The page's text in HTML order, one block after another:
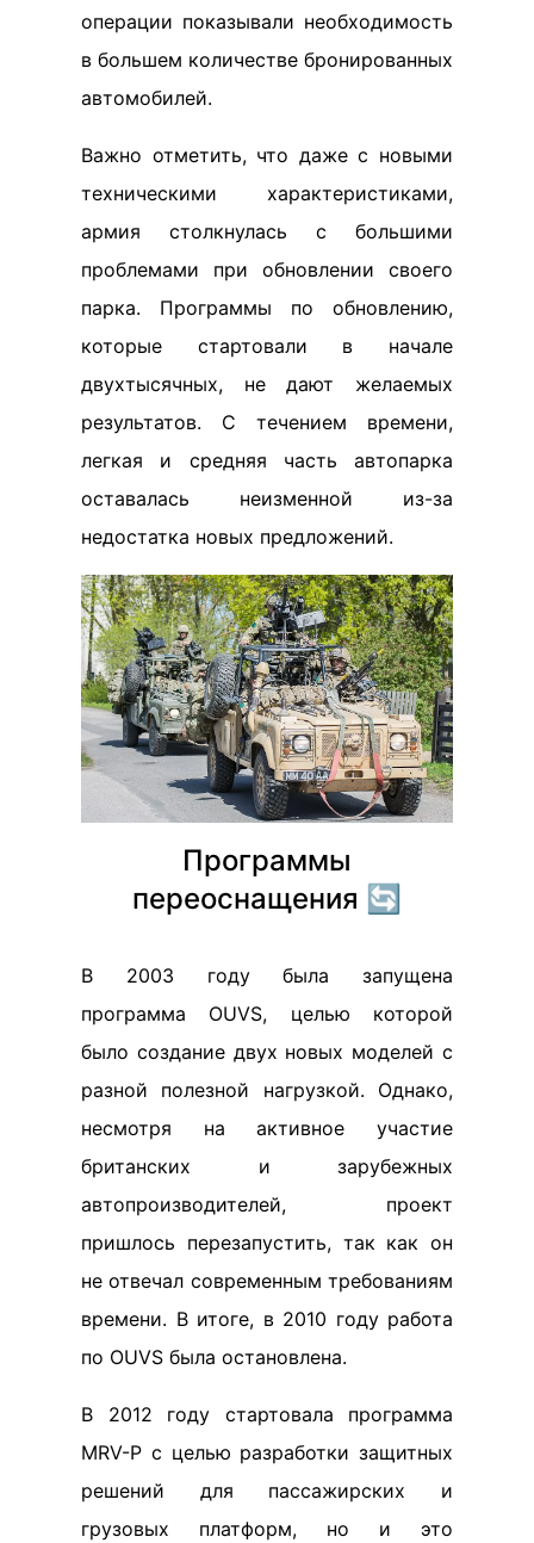
операции показывали необходимость
в большем количестве бронированных
автомобилей.
Важно отметить, что даже с новыми
техническими характеристиками,
армия столкнулась с большими
проблемами при обновлении своего
парка. Программы по обновлению,
которые стартовали в начале
двухтысячных, не дают желаемых
результатов. С течением времени,
легкая и средняя часть автопарка
оставалась неизменной из-за
недостатка новых предложений.
Программы
переоснащения 🔄
В 2003 году была запущена
программа OUVS, целью которой
было создание двух новых моделей с
разной полезной нагрузкой. Однако,
несмотря на активное участие
британских и зарубежных
автопроизводителей, проект
пришлось перезапустить, так как он
не отвечал современным требованиям
времени. В итоге, в 2010 году работа
по OUVS была остановлена.
В 2012 году стартовала программа
MRV-P с целью разработки защитных
решений для пассажирских и
грузовых платформ, но и это